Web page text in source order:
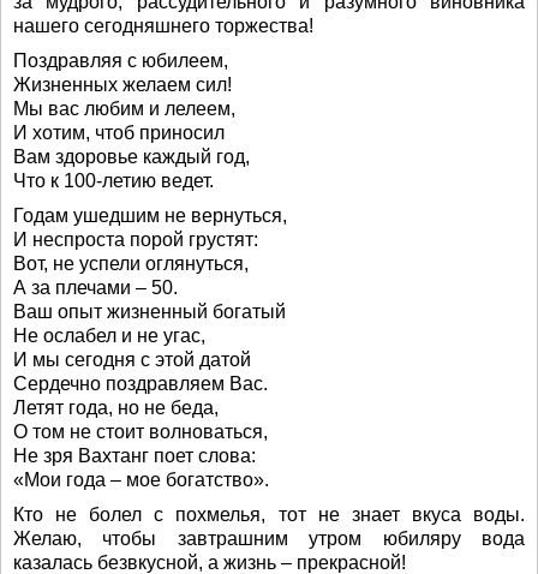
нашего сегодняшнего торжества!
Поздравляя с юбилеем,
Жизненных желаем сил!
Мы вас любим и лелеем,
И хотим, чтоб приносил
Вам здоровье каждый год,
Что к 100-летию ведет.
Годам ушедшим не вернуться,
И неспроста порой грустят:
Вот, не успели оглянуться,
А за плечами – 50.
Ваш опыт жизненный богатый
Не ослабел и не угас,
И мы сегодня с этой датой
Сердечно поздравляем Вас.
Летят года, но не беда,
О том не стоит волноваться,
Не зря Вахтанг поет слова:
«Мои года – мое богатство».
Кто не болел с похмелья, тот не знает вкуса воды.
Желаю, чтобы завтрашним утром юбиляру вода
казалась безвкусной, а жизнь – прекрасной!